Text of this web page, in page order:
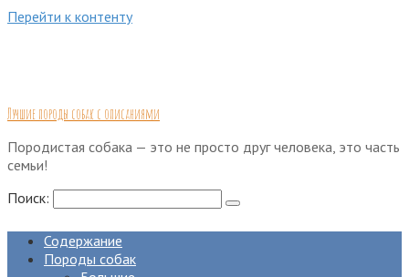
Перейти к контенту
Лучшие породы собак с описаниями
Породистая собака — это не просто друг человека, это часть
семьи!
Поиск:
Содержание
Породы собак